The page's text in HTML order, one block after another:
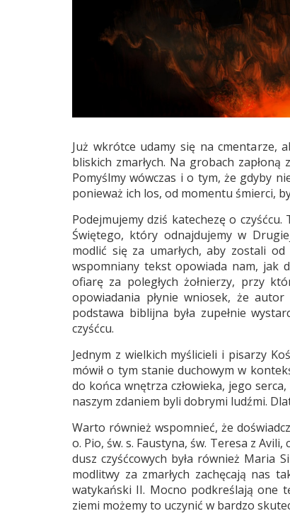
Już wkrótce udamy się na cmentarze,
bliskich zmarłych. Na grobach
Pomyślmy wówczas i o tym, że gdyby
ponieważ ich los, od momentu śmierci,
Podejmujemy dziś katechezę o
Świętego, który odnajdujemy w
modlić się za umarłych, aby zostali
wspomniany tekst opowiada nam, jak
ofiarę za poległych żołnierzy, przy
opowiadania płynie wniosek, że
podstawa biblijna była zupełnie
czyśćcu.
Jednym z wielkich myślicieli i pisarzy
mówił o tym stanie duchowym w
do końca wnętrza człowieka, jego
naszym zdaniem byli dobrymi ludźmi.
Warto również wspomnieć, że
o. Pio, św. s. Faustyna, św. Teresa z
dusz czyśćcowych była również Maria
modlitwy za zmarłych zachęcają nas
watykański II. Mocno podkreślają one
ziemi możemy to uczynić w bardzo